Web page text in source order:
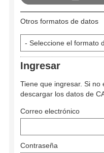
Otros formatos de datos
Ingresar
Tiene que ingresar. Si
descargar los datos de
Correo electrónico
Contraseña